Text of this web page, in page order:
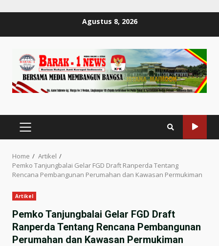
Agustus 8, 2026
PRIMARY
MENU
Home
Artikel
Pemko Tanjungbalai Gelar FGD Draft Ranperda Tentang
Rencana Pembangunan Perumahan dan Kawasan Permukiman
Artikel
Pemko Tanjungbalai Gelar FGD Draft
Ranperda Tentang Rencana Pembangunan
Perumahan dan Kawasan Permukiman